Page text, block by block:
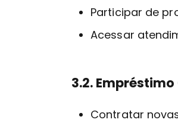
Participar de
Acessar
3.2.
Contratar